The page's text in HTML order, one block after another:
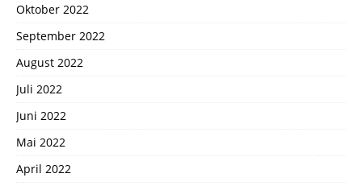
Oktober 2022
September 2022
August 2022
Juli 2022
Juni 2022
Mai 2022
April 2022